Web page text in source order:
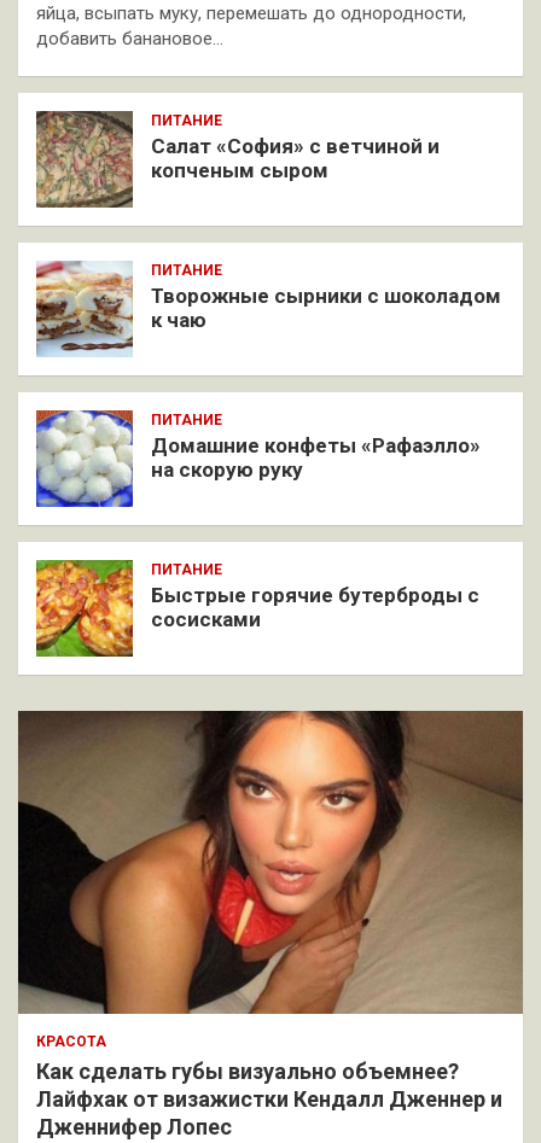
яйца, всыпать муку, перемешать до однородности,
добавить банановое…
ПИТАНИЕ
Салат «София» с ветчиной и
копченым сыром
ПИТАНИЕ
Творожные сырники с шоколадом
к чаю
ПИТАНИЕ
Домашние конфеты «Рафаэлло»
на скорую руку
ПИТАНИЕ
Быстрые горячие бутерброды с
сосисками
КРАСОТА
Как сделать губы визуально объемнее?
Лайфхак от визажистки Кендалл Дженнер и
Дженнифер Лопес